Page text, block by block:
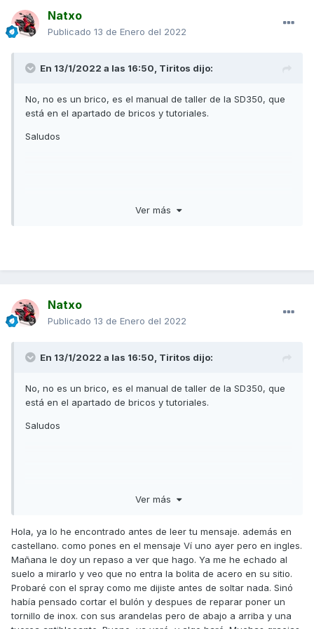
Natxo
Publicado 13 de Enero del 2022
En 13/1/2022 a las 16:50, Tiritos dijo:
No, no es un brico, es el manual de taller de la SD350, que
está en el apartado de bricos y tutoriales.
Saludos
Ver más
Natxo
Publicado 13 de Enero del 2022
En 13/1/2022 a las 16:50, Tiritos dijo:
No, no es un brico, es el manual de taller de la SD350, que
está en el apartado de bricos y tutoriales.
Saludos
Ver más
Hola, ya lo he encontrado antes de leer tu mensaje. además en
castellano. como pones en el mensaje Ví uno ayer pero en ingles.
Mañana le doy un repaso a ver que hago. Ya me he echado al
suelo a mirarlo y veo que no entra la bolita de acero en su sitio.
Probaré con el spray como me dijiste antes de soltar nada. Sinó
había pensado cortar el bulón y despues de reparar poner un
tornillo de inox. con sus arandelas pero de abajo a arriba y una